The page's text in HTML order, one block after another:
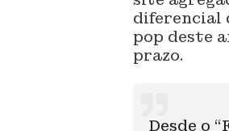
diferencial
pop deste
prazo.
Desde o